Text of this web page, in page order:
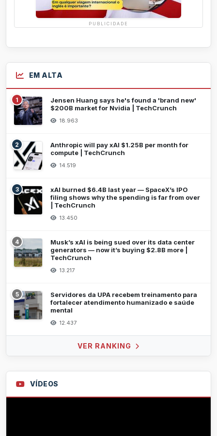
PUBLICIDADE
EM ALTA
1
Jensen Huang says he's found a 'brand new'
$200B market for Nvidia | TechCrunch
18.963
2
Anthropic will pay xAI $1.25B per month for
compute | TechCrunch
14.519
3
xAI burned $6.4B last year — SpaceX’s IPO
filing shows why the spending is far from over
| TechCrunch
13.450
4
Musk’s xAI is being sued over its data center
generators — now it’s buying $2.8B more |
TechCrunch
13.217
5
Servidores da UPA recebem treinamento para
fortalecer atendimento humanizado e saúde
mental
12.437
VER RANKING
VÍDEOS